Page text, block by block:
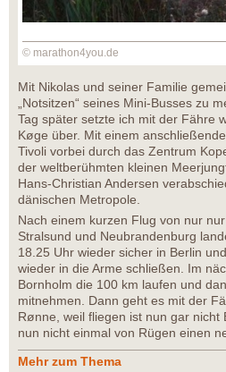
© marathon4you.de
Mit Nikolas und seiner Familie
„Notsitzen“ seines Mini-Busses zu
Tag später setzte ich mit der Fähre
Køge über. Mit einem
Tivoli vorbei durch das Zentrum
der weltberühmten kleinen
Hans-Christian Andersen
dänischen Metropole.
Nach einem kurzen Flug von nur
Stralsund und Neubrandenburg
18.25 Uhr wieder sicher in Berlin
wieder in die Arme schließen. Im
Bornholm die 100 km laufen und
mitnehmen. Dann geht es mit der
Rønne, weil fliegen ist nun gar nicht
nun nicht einmal von Rügen einen
Mehr zum Thema